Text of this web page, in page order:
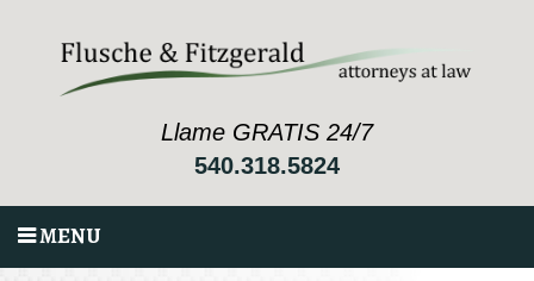
Llame GRATIS 24/7
540.318.5824
MENU